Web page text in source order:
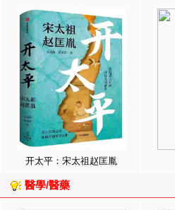
开太平：宋太祖赵匡胤
醫學/醫藥